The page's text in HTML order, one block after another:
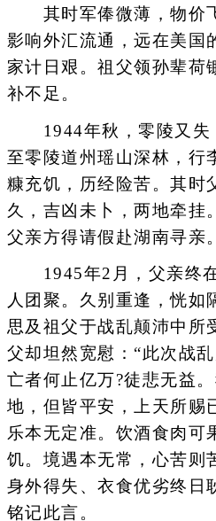
其时军俸微薄，物价
影响外汇流通，远在美国
家计日艰。祖父领孙辈荷
补不足。
1944年秋，零陵又失
至零陵道州瑶山深林，行
糠充饥，历经险苦。其时
久，吉凶未卜，两地牵挂
父亲方得请假赴湖南寻亲。
1945年2月，父亲终在
人团聚。久别重逢，恍如
思及祖父于战乱颠沛中所
父却坦然宽慰：“此次战
亡者何止亿万?徒悲无益
地，但皆平安，上天所赐
乐本无定准。饮酒食肉可
饥。境遇本无常，心苦则
身外得失、衣食优劣终日
铭记此言。